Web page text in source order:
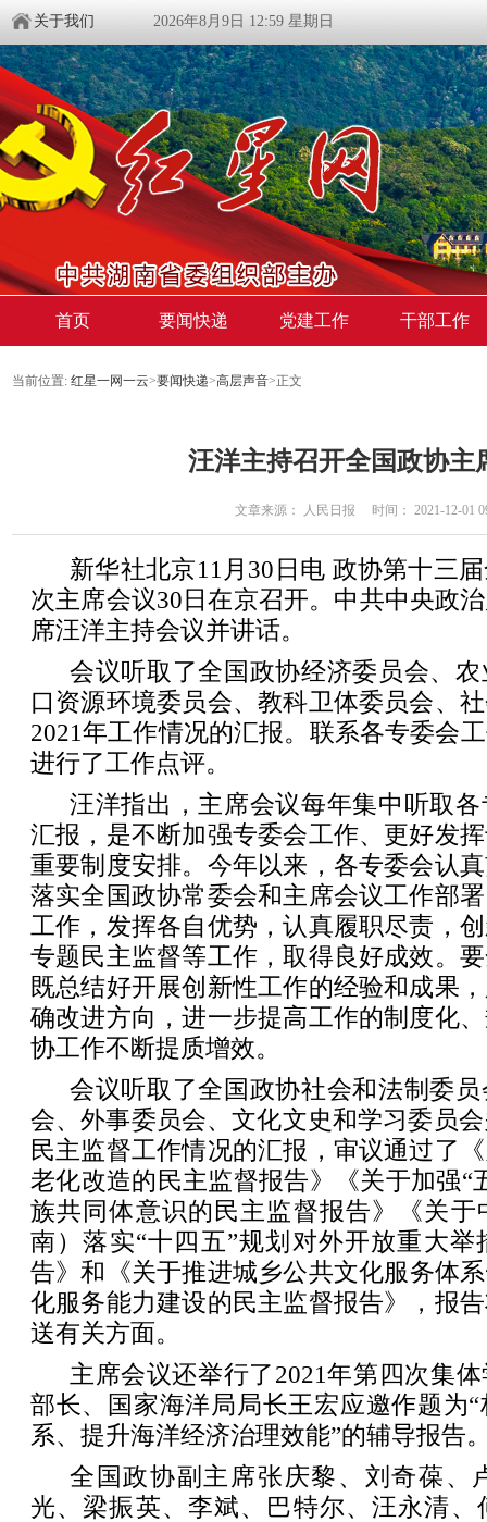
关于我们 2026年8月9日 12:59 星期日
首页 要闻快递 党建工作 干部工作
当前位置: 红星一网一云>要闻快递>高层声音>正文
汪洋主持召开全国政协主
文章来源： 人民日报 时间： 2021-12-01
新华社北京11月30日电 政协第十三
次主席会议30日在京召开。中共中央政
席汪洋主持会议并讲话。
会议听取了全国政协经济委员会、
口资源环境委员会、教科卫体委员会、
2021年工作情况的汇报。联系各专委会
进行了工作点评。
汪洋指出，主席会议每年集中听取
汇报，是不断加强专委会工作、更好发
重要制度安排。今年以来，各专委会认
落实全国政协常委会和主席会议工作部
工作，发挥各自优势，认真履职尽责，
专题民主监督等工作，取得良好成效。
既总结好开展创新性工作的经验和成果
确改进方向，进一步提高工作的制度化
协工作不断提质增效。
会议听取了全国政协社会和法制委
会、外事委员会、文化文史和学习委员
民主监督工作情况的汇报，审议通过了
老化改造的民主监督报告》《关于加强“
族共同体意识的民主监督报告》《关于
南）落实“十四五”规划对外开放重大
告》和《关于推进城乡公共文化服务体
化服务能力建设的民主监督报告》，报
送有关方面。
主席会议还举行了2021年第四次集
部长、国家海洋局局长王宏应邀作题为
系、提升海洋经济治理效能”的辅导报告
全国政协副主席张庆黎、刘奇葆、
光、梁振英、李斌、巴特尔、汪永清、